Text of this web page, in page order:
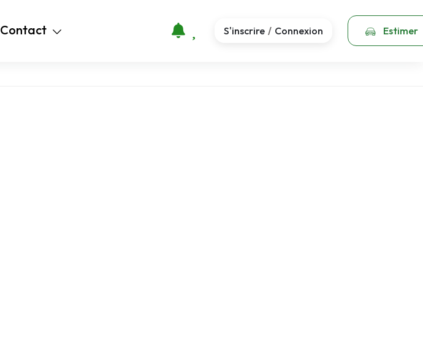
Contact S'inscrire Connexion Estimer